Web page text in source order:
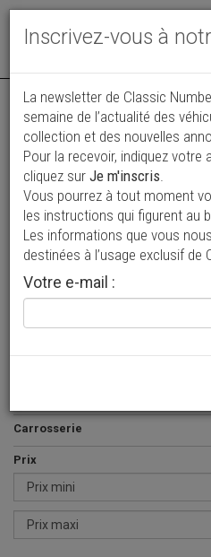
Vos
plus de 4 millions
Ajouter
> Rechercher un véhicule
Carrosserie
Prix
Inscrivez-vous à
La newsletter de Classic
semaine de l’actualité des
collection et des nouvelles
Pour la recevoir, indiquez
cliquez sur Je m'inscris.
Vous pourrez à tout moment
les instructions qui figurent au
Les informations que vous
destinées à l’usage exclusif de
Votre e-mail :